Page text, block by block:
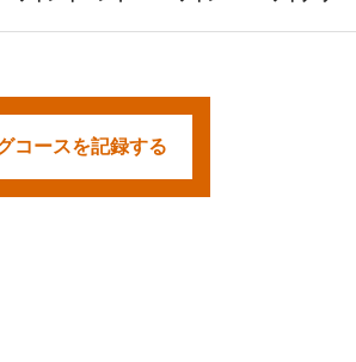
コースを記録する